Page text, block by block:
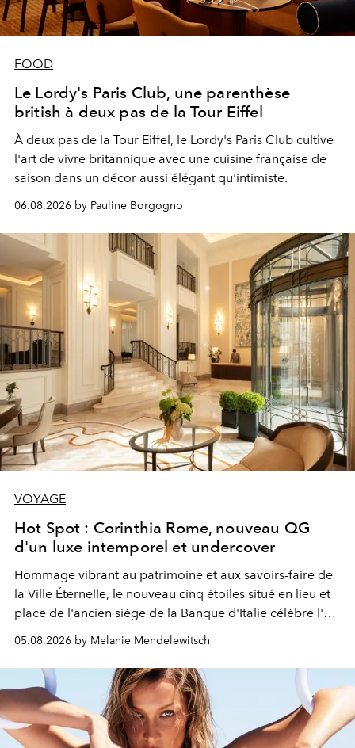
FOOD
Le Lordy's Paris Club, une parenthèse
british à deux pas de la Tour Eiffel
À deux pas de la Tour Eiffel, le Lordy's Paris Club cultive
l'art de vivre britannique avec une cuisine française de
saison dans un décor aussi élégant qu'intimiste.
06.08.2026 by Pauline Borgogno
VOYAGE
Hot Spot : Corinthia Rome, nouveau QG
d'un luxe intemporel et undercover
Hommage vibrant au patrimoine et aux savoirs-faire de
la Ville Éternelle, le nouveau cinq étoiles situé en lieu et
place de l'ancien siège de la Banque d'Italie célèbre l'art
de vivre Romain dans toute son élégance intemporelle.
05.08.2026 by Melanie Mendelewitsch